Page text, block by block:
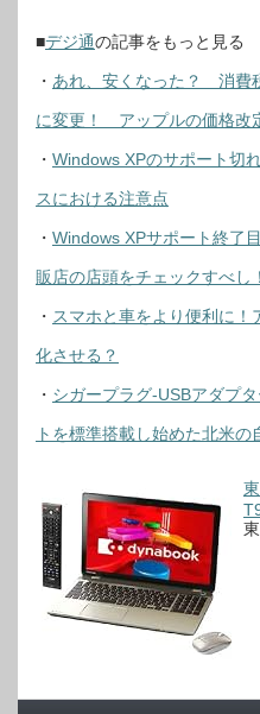
■デジ通の記事をもっと見る
・ あれ、安くなった？ 消費
に変更！ アップルの価格改
・ Windows XPのサポート切
スにおける注意点
・ Windows XPサポート終了
販店の店頭をチェックすべし！
・ スマホと車をより便利に
化させる？
・ シガープラグ-USBアダプ
トを標準搭載し始めた北米の